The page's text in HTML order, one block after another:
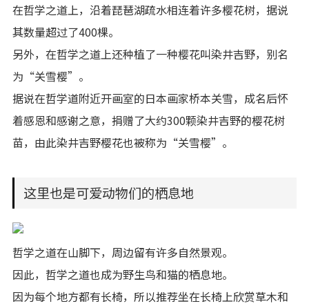
在哲学之道上，沿着琵琶湖疏水相连着许多樱花树，据说
其数量超过了400棵。
另外，在哲学之道上还种植了一种樱花叫染井吉野，别名
为“关雪樱”。
据说在哲学道附近开画室的日本画家桥本关雪，成名后怀
着感恩和感谢之意，捐赠了大约300颗染井吉野的樱花树
苗，由此染井吉野樱花也被称为“关雪樱”。
这里也是可爱动物们的栖息地
哲学之道在山脚下，周边留有许多自然景观。
因此，哲学之道也成为野生鸟和猫的栖息地。
因为每个地方都有长椅，所以推荐坐在长椅上欣赏草木和